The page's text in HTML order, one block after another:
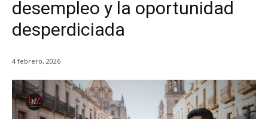
desempleo y la oportunidad
desperdiciada
4 febrero, 2026